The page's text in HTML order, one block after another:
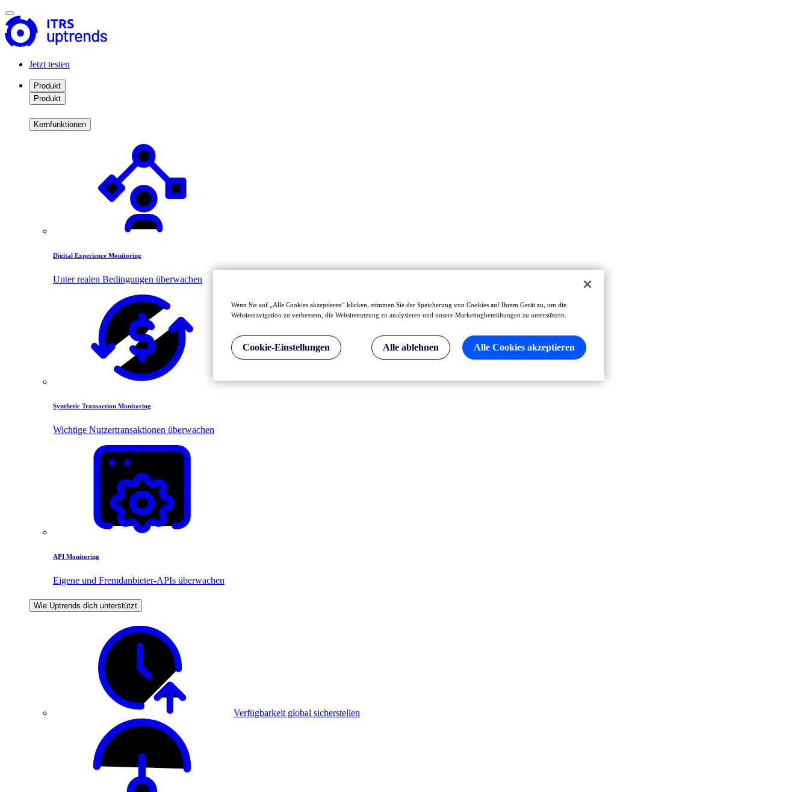
Jetzt testen
Produkt
Produkt
Kernfunktionen
Digital Experience Monitoring
Unter realen Bedingungen überwachen
Synthetic Transaction Monitoring
Wichtige Nutzertransaktionen überwachen
API Monitoring
Eigene und Fremdanbieter-APIs überwachen
Wie Uptrends dich unterstützt
Verfügbarkeit global sicherstellen
Wenn Sie auf „Alle Cookies akzeptieren“ klicken, stimmen Sie der Speicherung von Cookies auf Ihrem Gerät zu, um die
Websitenavigation zu verbessern, die Websitenutzung zu analysieren und unsere Marketingbemühungen zu unterstützen.
Cookie-Einstellungen Alle ablehnen Alle Cookies akzeptieren